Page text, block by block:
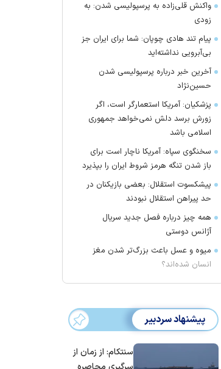
واکنش قلی‌زاده به پرسپولیسی شدن: به
زودی
پیام تند هادی چوپان: شما برای ایران جز
بی‌آبرویی نداشته‌اید
آخرین خبر درباره پرسپولیسی شدن
حسین‌نژاد
پزشکیان: آمریکا استعمارگر است، اگر
زورش برسد دلش نمی‌خواهد جمهوری
اسلامی باشد
سخنگوی سپاه: آمریکا ناچار است برای
باز شدن تنگه هرمز شروط ایران را بپذیرد
پیشکسوت استقلال: بعضی بازیکنان در
حد پیراهن استقلال نبودند
همه چیز درباره فصل جدید سریال
آژانس دوستی
میوه و عسل باعث بزرگ‌تر شدن مغز
انسان شده‌اند؟
پیشنهاد سردبیر
سنتکام: از زمان از